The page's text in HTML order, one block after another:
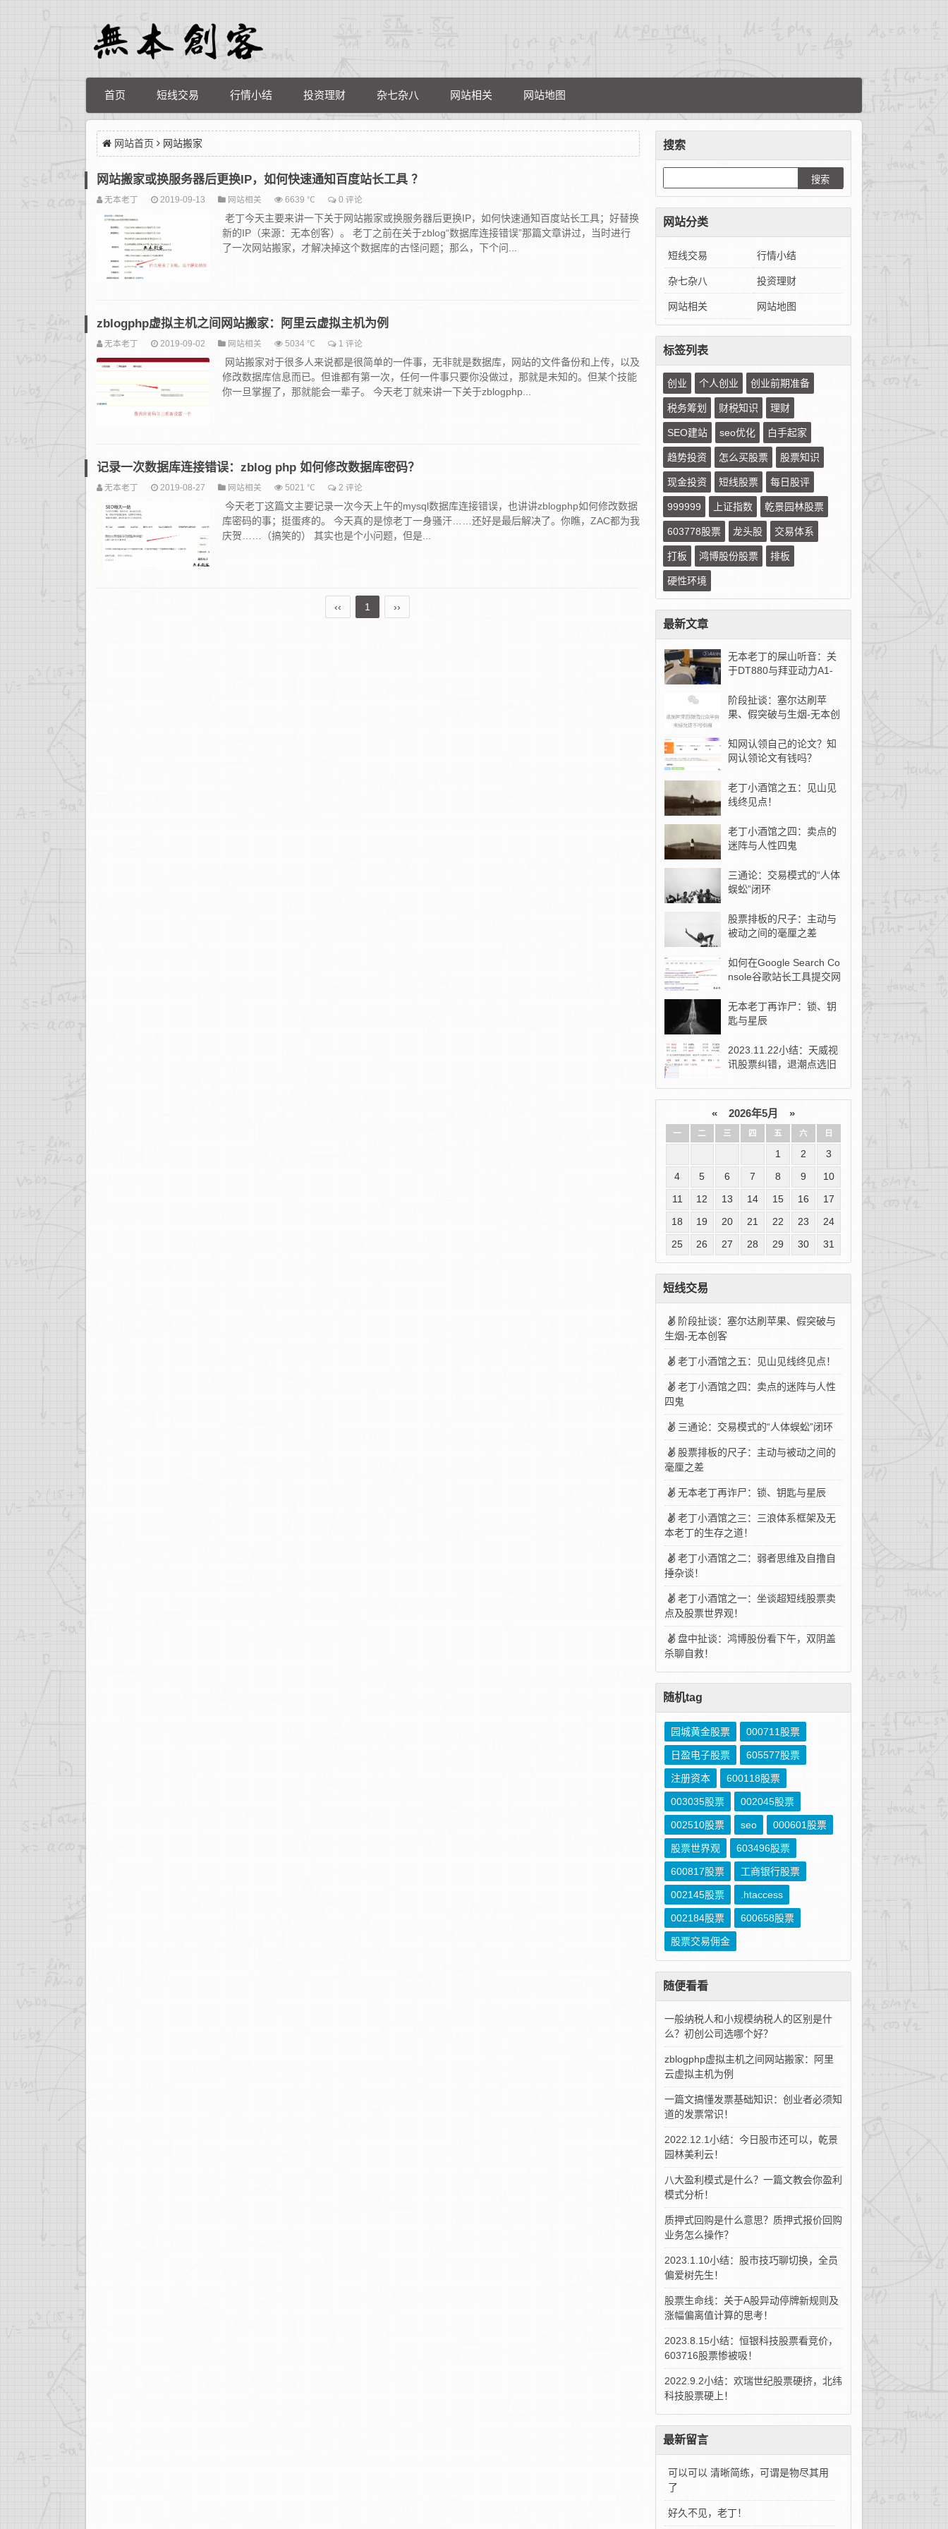
首页 短线交易 行情小结 投资理财 杂七杂八 网站相关 网站地图
网站首页 网站搬家
网站搬家或换服务器后更换IP，如何快速通知百度站长工具 ？
无本老丁 2019-09-13 网站相关 6639 ℃ 0 评论
老丁今天主要来讲一下关于网站搬家或换服务器后更换IP，如何快速通知百度站长工具；好替换
新的IP（来源：无本创客）。 老丁之前在关于zblog“数据库连接错误”那篇文章讲过，当时进行
了一次网站搬家，才解决掉这个数据库的古怪问题；那么，下个问...
zblogphp虚拟主机之间网站搬家：阿里云虚拟主机为例
无本老丁 2019-09-02 网站相关 5034 ℃ 1 评论
网站搬家对于很多人来说都是很简单的一件事，无非就是数据库，网站的文件备份和上传，以及
修改数据库信息而已。但谁都有第一次，任何一件事只要你没做过，那就是未知的。但某个技能
你一旦掌握了，那就能会一辈子。 今天老丁就来讲一下关于zblogphp...
记录一次数据库连接错误：zblog php 如何修改数据库密码？
无本老丁 2019-08-27 网站相关 5021 ℃ 2 评论
今天老丁这篇文主要记录一次今天上午的mysql数据库连接错误，也讲讲zblogphp如何修改数据
库密码的事；挺蛋疼的。 今天真的是惊老丁一身骚汗……还好是最后解决了。你瞧，ZAC都为我
庆贺……（搞笑的） 其实也是个小问题，但是...
‹‹ 1 ››
搜索
网站分类
短线交易 行情小结
杂七杂八 投资理财
网站相关 网站地图
标签列表
创业 个人创业 创业前期准备
税务筹划 财税知识 理财
SEO建站 seo优化 白手起家
趋势投资 怎么买股票 股票知识
现金投资 短线股票 每日股评
999999 上证指数 乾景园林股票
603778股票 龙头股 交易体系
打板 鸿博股份股票 排板
硬性环境
最新文章
无本老丁的屎山听音：关
于DT880与拜亚动力A1-
阶段扯谈：塞尔达刷苹
果、假突破与生烟-无本创
知网认领自己的论文？知
网认领论文有钱吗？
老丁小酒馆之五：见山见
线终见点！
老丁小酒馆之四：卖点的
迷阵与人性四鬼
三通论：交易模式的“人体
蜈蚣”闭环
股票排板的尺子：主动与
被动之间的毫厘之差
如何在Google Search Co
nsole谷歌站长工具提交网
无本老丁再诈尸：锁、钥
匙与星辰
2023.11.22小结：天威视
讯股票纠错，退潮点选旧
« 2026年5月 »
一 二 三 四 五 六 日
1 2
3
4
5 6 7 8 9
10
11
12 13 14 15 16
17
18
19 20 21 22 23
24
25
26 27 28 29 30 31
短线交易
阶段扯谈：塞尔达刷苹果、假突破与
生烟-无本创客
老丁小酒馆之五：见山见线终见点！
老丁小酒馆之四：卖点的迷阵与人性
四鬼
三通论：交易模式的“人体蜈蚣”闭环
股票排板的尺子：主动与被动之间的
毫厘之差
无本老丁再诈尸：锁、钥匙与星辰
老丁小酒馆之三：三浪体系框架及无
本老丁的生存之道！
老丁小酒馆之二：弱者思维及自撸自
捶杂谈！
老丁小酒馆之一：坐谈超短线股票卖
点及股票世界观！
盘中扯谈：鸿博股份看下午，双阴盖
杀聊自救！
随机tag
园城黄金股票 000711股票
日盈电子股票 605577股票
注册资本 600118股票
003035股票 002045股票
002510股票 seo 000601股票
股票世界观 603496股票
600817股票 工商银行股票
002145股票 .htaccess
002184股票 600658股票
股票交易佣金
随便看看
一般纳税人和小规模纳税人的区别是什
么？初创公司选哪个好？
zblogphp虚拟主机之间网站搬家：阿里
云虚拟主机为例
一篇文搞懂发票基础知识：创业者必须知
道的发票常识！
2022.12.1小结：今日股市还可以，乾景
园林美利云！
八大盈利模式是什么？一篇文教会你盈利
模式分析！
质押式回购是什么意思？质押式报价回购
业务怎么操作？
2023.1.10小结：股市技巧聊切换，全员
偏爱树先生！
股票生命线：关于A股异动停牌新规则及
涨幅偏离值计算的思考！
2023.8.15小结：恒银科技股票看竞价，
603716股票惨被吸！
2022.9.2小结：欢瑞世纪股票硬挤，北纬
科技股票硬上！
最新留言
可以可以 清晰简练，可谓是物尽其用
了
好久不见，老丁！